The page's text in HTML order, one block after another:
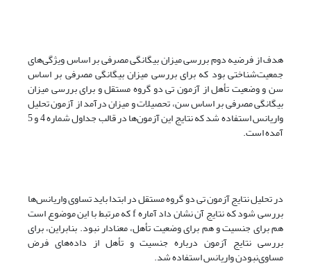
هدف از فرضیه دوم بررسی میزان بیگانگی مصرفی بر اساس ویژگی‌های
جمعیت‌شناختی بود که برای بررسی میزان بیگانگی مصرفی بر اساس
سن و وضعیت تأهل از آزمون تی دو گروه مستقل و برای بررسی میزان
بیگانگی مصرفی بر اساس سن، تحصیلات و میزان درآمد از آزمون تحلیل
واریانس استفاده شد که نتایج این آزمون‌ها در قالب جداول شماره 4 و 5
آمده است.
در تحلیل نتایج آزمون تی دو گروه مستقل در ابتدا باید تساوی واریانس‌ها
بررسی شود که نتایج آن نشان داد آماره f که مرتبط با این موضوع است
هم برای جنسیت و هم برای وضعیت تأهل، معنادار نبود. بنابراین، برای
بررسی نتایج آزمون درباره جنسیت و تأهل از داده‌های فرض
مساوی‌نبودن واریانس استفاده شد.